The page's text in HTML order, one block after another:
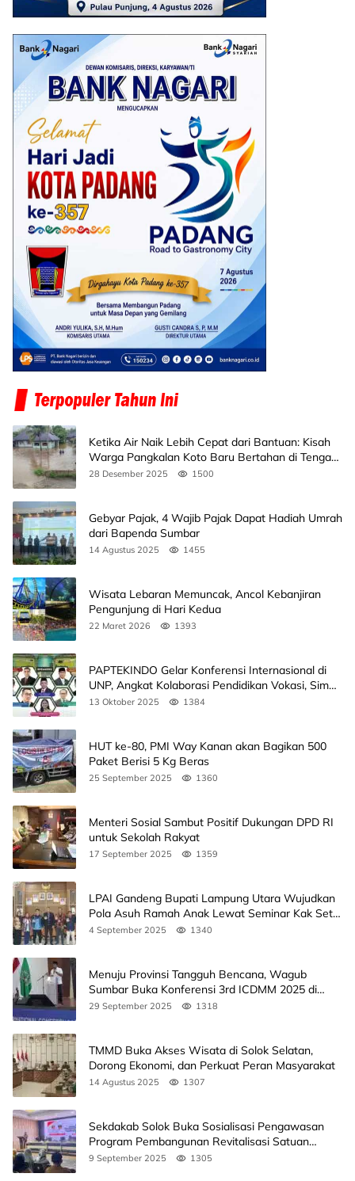
Ketika Air Naik Lebih Cepat dari Bantuan: Kisah
Warga Pangkalan Koto Baru Bertahan di Tengah
Banjir
28 Desember 2025 1500
Gebyar Pajak, 4 Wajib Pajak Dapat Hadiah Umrah
dari Bapenda Sumbar
14 Agustus 2025 1455
Wisata Lebaran Memuncak, Ancol Kebanjiran
Pengunjung di Hari Kedua
22 Maret 2026 1393
PAPTEKINDO Gelar Konferensi Internasional di
UNP, Angkat Kolaborasi Pendidikan Vokasi, Simak
Agendanya
13 Oktober 2025 1384
HUT ke-80, PMI Way Kanan akan Bagikan 500
Paket Berisi 5 Kg Beras
25 September 2025 1360
Menteri Sosial Sambut Positif Dukungan DPD RI
untuk Sekolah Rakyat
17 September 2025 1359
LPAI Gandeng Bupati Lampung Utara Wujudkan
Pola Asuh Ramah Anak Lewat Seminar Kak Seto,
Ini Jadwalnya
4 September 2025 1340
Menuju Provinsi Tangguh Bencana, Wagub
Sumbar Buka Konferensi 3rd ICDMM 2025 di
Unand
29 September 2025 1318
TMMD Buka Akses Wisata di Solok Selatan,
Dorong Ekonomi, dan Perkuat Peran Masyarakat
14 Agustus 2025 1307
Sekdakab Solok Buka Sosialisasi Pengawasan
Program Pembangunan Revitalisasi Satuan
Pendidikan
9 September 2025 1305